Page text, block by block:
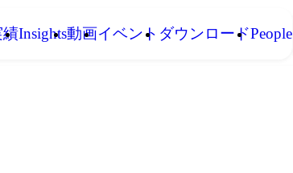
績Insights動画イベント ダウンロードPeople